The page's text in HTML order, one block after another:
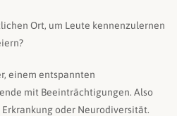
Ort, um Leute kennenzulernen
einem entspannten
mit Beeinträchtigungen. Also
oder Neurodiversität.